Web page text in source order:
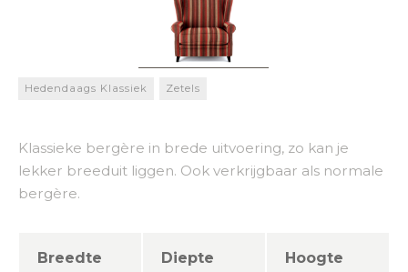
Hedendaags Klassiek Zetels
Klassieke bergère in brede uitvoering, zo kan je
lekker breeduit liggen. Ook verkrijgbaar als normale
bergère.
Breedte
Diepte
Hoogte